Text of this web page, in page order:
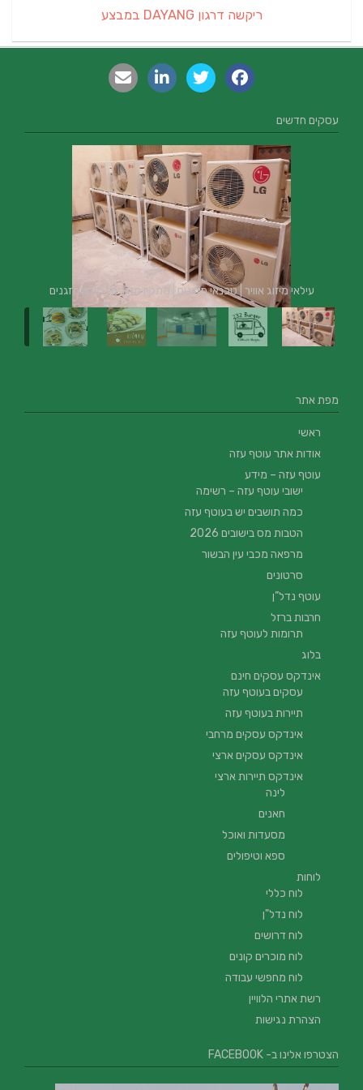
ריקשה דרגון DAYANG במבצע
עסקים חדשים
עילאי מיזוג אוויר | טכנאי מזגנים | מתקין מזגנים | תיקון מזגנים
מפת אתר
ראשי
אודות אתר עוטף עזה
עוטף עזה – מידע
ישובי עוטף עזה – רשימה
כמה תושבים יש בעוטף עזה
הטבות מס בישובים 2026
מרפאה מכבי עין הבשור
סרטונים
עוטף נדל”ן
חרבות ברזל
תרומות לעוטף עזה
בלוג
אינדקס עסקים חינם
עסקים בעוטף עזה
תיירות בעוטף עזה
אינדקס עסקים מרחבי
אינדקס עסקים ארצי
אינדקס תיירות ארצי
לינה
חאנים
מסעדות ואוכל
ספא וטיפולים
לוחות
לוח כללי
לוח נדל"ן
לוח דרושים
לוח מוכרים קונים
לוח מחפשי עבודה
רשת אתרי הלוויין
הצהרת נגישות
הצטרפו אלינו ב- FACEBOOK